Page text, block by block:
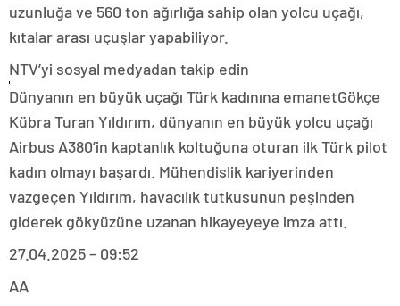
uzunluğa ve 560 ton ağırlığa sahip olan yolcu uçağı,
kıtalar arası uçuşlar yapabiliyor.
NTV’yi sosyal medyadan takip edin
Dünyanın en büyük uçağı Türk kadınına emanetGökçe
Kübra Turan Yıldırım, dünyanın en büyük yolcu uçağı
Airbus A380’in kaptanlık koltuğuna oturan ilk Türk pilot
kadın olmayı başardı. Mühendislik kariyerinden
vazgeçen Yıldırım, havacılık tutkusunun peşinden
giderek gökyüzüne uzanan hikayeyeye imza attı.
27.04.2025 – 09:52
AA